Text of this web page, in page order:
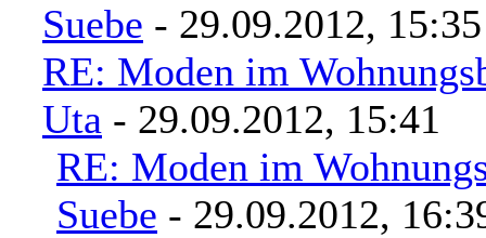
Suebe - 29.09.2012, 15:35
RE: Moden im
Uta - 29.09.2012, 15:41
RE: Moden im
Suebe - 29.09.2012,